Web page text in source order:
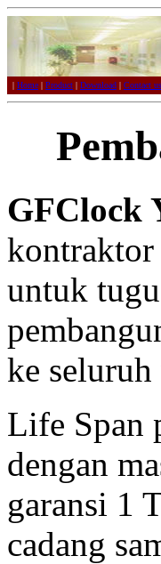
| Home | Product | Download | Contact us
GFClock
untuk
ke
Life Span
dengan
garansi 1
cadang